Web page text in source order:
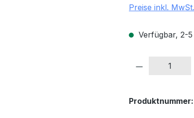
Preise inkl.
Verfügbar, 2-5
Produkt
Produktnummer: